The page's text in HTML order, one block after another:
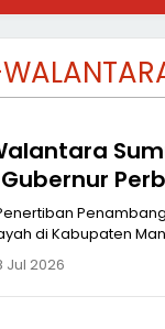
di Kabupaten
Jul 2026